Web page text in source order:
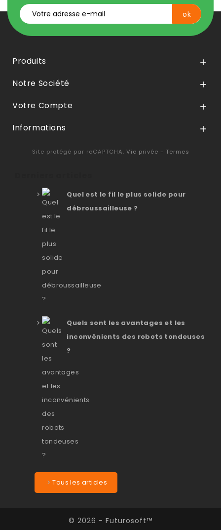
Produits 
Notre Société 
Votre Compte 
Informations 
Site protégé par reCAPTCHA. Vie privée - Termes
Quel est le fil le plus solide pour
débroussailleuse ?
Quels sont les avantages et les
inconvénients des robots tondeuses
?
Tous les articles
© 2026 - Futurosoft™